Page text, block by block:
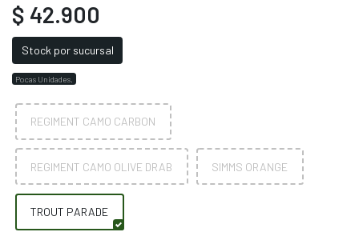
$ 42.900
Stock por sucursal
Pocas Unidades.
REGIMENT CAMO CARBON
REGIMENT CAMO OLIVE DRAB SIMMS ORANGE
TROUT PARADE